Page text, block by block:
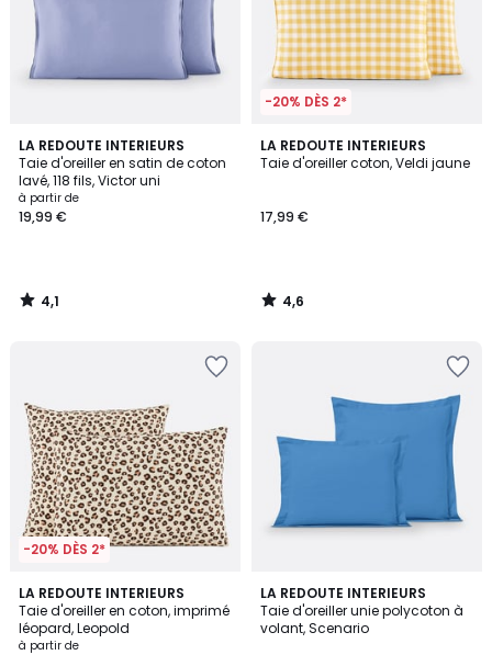
LA REDOUTE INTERIEURS
Taie d'oreiller en satin de coton
lavé, 118 fils, Victor uni
à partir de
19,99 €
4,1
/ 5
4,1
/
-20% DÈS 2*
LA REDOUTE INTERIEURS
Taie d'oreiller coton, Veldi jaune
17,99 €
4,6
/ 5
4,6
/
-20% DÈS 2*
LA REDOUTE INTERIEURS
Taie d'oreiller en coton, imprimé
léopard, Leopold
à partir de
5
/
5
LA REDOUTE INTERIEURS
Taie d'oreiller unie polycoton à
volant, Scenario
4,2
/ 5